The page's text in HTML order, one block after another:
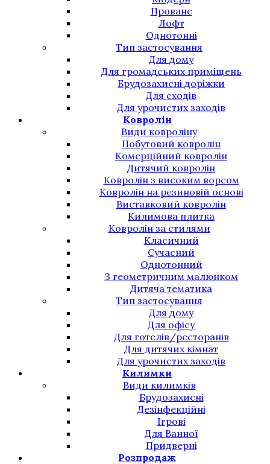
Прованс
Лофт
Однотонні
Тип застосування
Для дому
Для громадських приміщень
Брудозахисні доріжки
Для сходів
Для урочистих заходів
Ковролін
Види ковроліну
Побутовий ковролін
Комерційний ковролін
Дитячий ковролін
Ковролін з високим ворсом
Ковролін на резиновій основі
Виставковий ковролін
Килимова плитка
Ковролін за стилями
Класичний
Сучасний
Однотонний
З геометричним малюнком
Дитяча тематика
Тип застосування
Для дому
Для офісу
Для готелів/ресторанів
Для дитячих кімнат
Для урочистих заходів
Килимки
Види килимків
Брудозахисні
Дезінфекційні
Ігрові
Для Ванної
Придверні
Розпродаж